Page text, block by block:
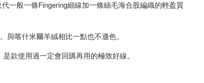
一般一條Fingering細線加一條絲毛海合股編織的輕盈質
喀什米爾羊絨相比一點也不遜色。
款使用過一定會回購再用的極致好線。